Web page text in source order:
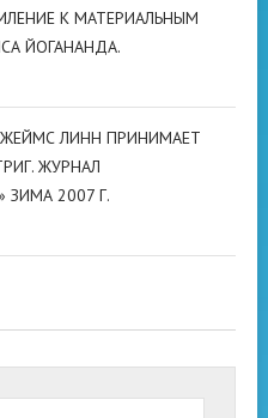
К МАТЕРИАЛЬНЫМ
ЙОГАНАНДА.
ЛИНН ПРИНИМАЕТ
ЖУРНАЛ
ЗИМА 2007 Г.